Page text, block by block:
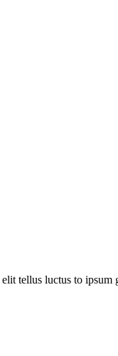
tellus luctus to ipsum